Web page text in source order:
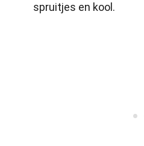
spruitjes en kool.